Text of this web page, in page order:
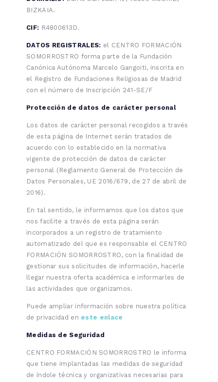
BIZKAIA.
CIF: R4800613D.
DATOS REGISTRALES: el CENTRO FORMACIÓN
SOMORROSTRO forma parte de la Fundación
Canónica Autónoma Marcelo Gangoiti, inscrita en
el Registro de Fundaciones Religiosas de Madrid
con el número de Inscripción 241-SE/F
Protección de datos de carácter personal
Los datos de carácter personal recogidos a través
de esta página de Internet serán tratados de
acuerdo con lo establecido en la normativa
vigente de protección de datos de carácter
personal (Reglamento General de Protección de
Datos Personales, UE 2016/679, de 27 de abril de
2016).
En tal sentido, le informamos que los datos que
nos facilite a través de esta página serán
incorporados a un registro de tratamiento
automatizado del que es responsable el CENTRO
FORMACIÓN SOMORROSTRO, con la finalidad de
gestionar sus solicitudes de información, hacerle
llegar nuestra oferta académica e informarles de
las actividades que organizamos.
Puede ampliar información sobre nuestra política
de privacidad en este enlace
Medidas de Seguridad
CENTRO FORMACIÓN SOMORROSTRO le informa
que tiene implantadas las medidas de seguridad
de índole técnica y organizativas necesarias para